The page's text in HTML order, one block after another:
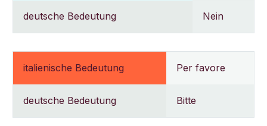
deutsche Bedeutung Nein
italienische Bedeutung Per favore
deutsche Bedeutung Bitte